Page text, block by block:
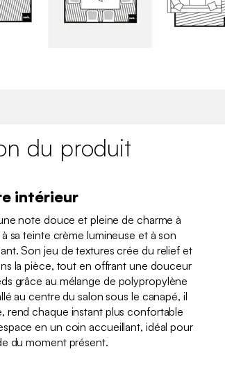
du produit
intérieur
note douce et pleine de charme à
sa teinte crème lumineuse et à son
Son jeu de textures crée du relief et
la pièce, tout en offrant une douceur
grâce au mélange de polypropylène
au centre du salon sous le canapé, il
rend chaque instant plus confortable
en un coin accueillant, idéal pour
du moment présent.